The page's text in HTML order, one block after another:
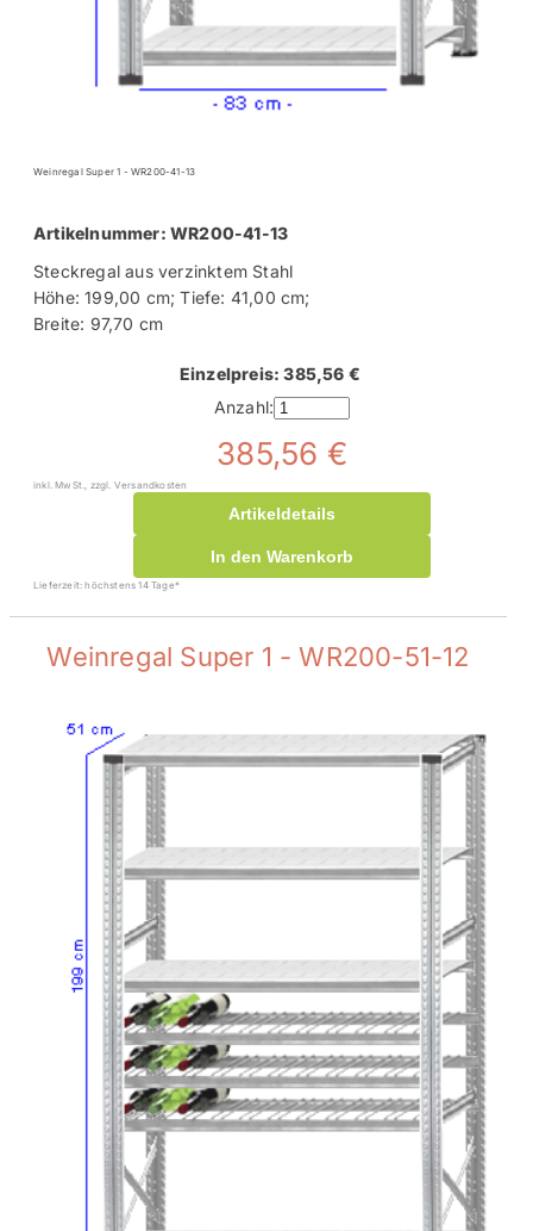
Weinregal Super 1 - WR200-41-13
Artikelnummer: WR200-41-13
Steckregal aus verzinktem Stahl
Höhe: 199,00 cm; Tiefe: 41,00 cm;
Breite: 97,70 cm
Einzelpreis: 385,56 €
Anzahl:
385,56 €
inkl. MwSt., zzgl. Versandkosten
Artikeldetails
In den Warenkorb
Lieferzeit: höchstens 14 Tage*
Weinregal Super 1 - WR200-51-12